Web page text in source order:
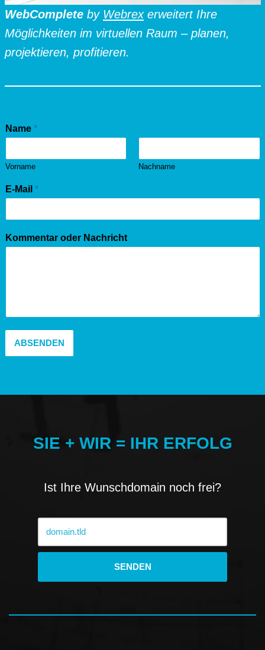
WebCompleteby Webrexerweitert Ihre
Möglichkeiten im virtuellen Raum – planen,
projektieren, profitieren.
Name *
Vorname Nachname
E-Mail *
Kommentar oder Nachricht
ABSENDEN
SIE + WIR = IHR ERFOLG
Ist Ihre Wunschdomain noch frei?